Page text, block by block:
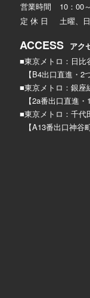
営業時間
10：00
定 休 日
土曜、
ACCESS アク
■東京メトロ：日
【B4出口直進・2
■東京メトロ：銀
【2a番出口直進
■東京メトロ：千
【A13番出口神谷